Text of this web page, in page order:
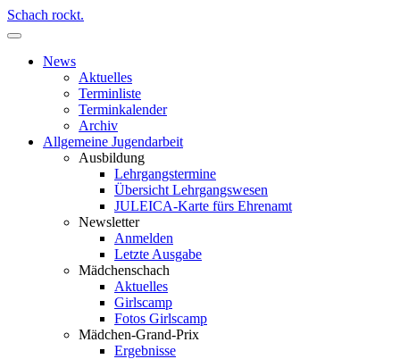
Schach rockt.
News
Aktuelles
Terminliste
Terminkalender
Archiv
Allgemeine Jugendarbeit
Ausbildung
Lehrgangstermine
Übersicht Lehrgangswesen
JULEICA-Karte fürs Ehrenamt
Newsletter
Anmelden
Letzte Ausgabe
Mädchenschach
Aktuelles
Girlscamp
Fotos Girlscamp
Mädchen-Grand-Prix
Ergebnisse